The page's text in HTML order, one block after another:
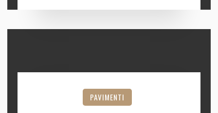
PAVIMENTI